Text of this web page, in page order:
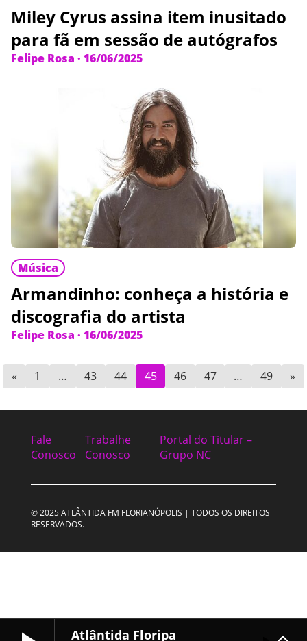
Miley Cyrus assina item inusitado
para fã em sessão de autógrafos
Felipe Rosa · 16/06/2025
Música
Armandinho: conheça a história e
discografia do artista
Felipe Rosa · 16/06/2025
« 1 … 43 44 45 46 47 … 49 »
Atlântida Floripa
Fale
Conosco
Trabalhe
Conosco
Portal do Titular –
Grupo NC
© 2025 ATLÂNTIDA FM FLORIANÓPOLIS | TODOS OS DIREITOS
RESERVADOS.